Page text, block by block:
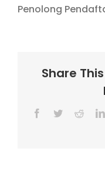
Penolong
Share
Facebook
TwitterReddit